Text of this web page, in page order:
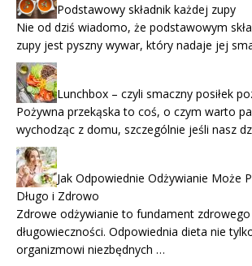
Podstawowy składnik każdej zupy
Nie od dziś wiadomo, że podstawowym
zupy jest pyszny wywar, który nadaje jej
Lunchbox – czyli smaczny posiłek
Pożywna przekąska to coś, o czym warto
wychodząc z domu, szczególnie jeśli nasz
Jak Odpowiednie Odżywianie Może
Długo i Zdrowo
Zdrowe odżywianie to fundament zdrowego
długowieczności. Odpowiednia dieta nie
organizmowi niezbędnych …